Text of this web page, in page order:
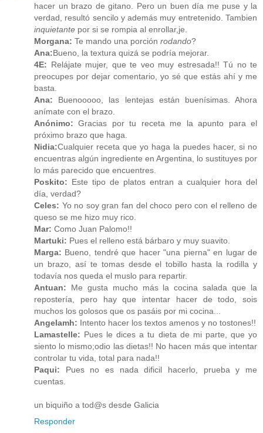
hacer un brazo de gitano. Pero un buen día me puse y la
verdad, resultó sencilo y además muy entretenido. Tambien
inquietante por si se rompia al enrollar,je.
Morgana: Te mando una porción rodando?
Ana:Bueno, la textura quizá se podría mejorar.
4E: Relájate mujer, que te veo muy estresada!! Tú no te
preocupes por dejar comentario, yo sé que estás ahí y me
basta.
Ana: Buenooooo, las lentejas están buenísimas. Ahora
anímate con el brazo.
Anónimo: Gracias por tu receta me la apunto para el
próximo brazo que haga.
Nidia:Cualquier receta que yo haga la puedes hacer, si no
encuentras algún ingrediente en Argentina, lo sustituyes por
lo más parecido que encuentres.
Poskito: Este tipo de platos entran a cualquier hora del
día, verdad?
Celes: Yo no soy gran fan del choco pero con el relleno de
queso se me hizo muy rico.
Mar: Como Juan Palomo!!
Martuki: Pues el relleno está bárbaro y muy suavito.
Marga: Bueno, tendré que hacer "una pierna" en lugar de
un brazo, así te tomas desde el tobillo hasta la rodilla y
todavía nos queda el muslo para repartir.
Antuan: Me gusta mucho más la cocina salada que la
repostería, pero hay que intentar hacer de todo, sois
muchos los golosos que os pasáis por mi cocina...
Angelamh: Intento hacer los textos amenos y no tostones!!
Lamastelle: Pues le dices a tu dieta de mi parte, que yo
siento lo mismo;odio las dietas!! No hacen más que intentar
controlar tu vida, total para nada!!
Paqui: Pues no es nada dificil hacerlo, prueba y me
cuentas.
un biquiño a tod@s desde Galicia
Responder